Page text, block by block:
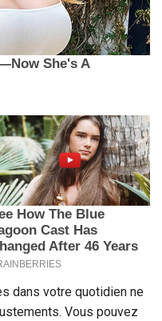
dans votre quotidien ne
Vous pouvez